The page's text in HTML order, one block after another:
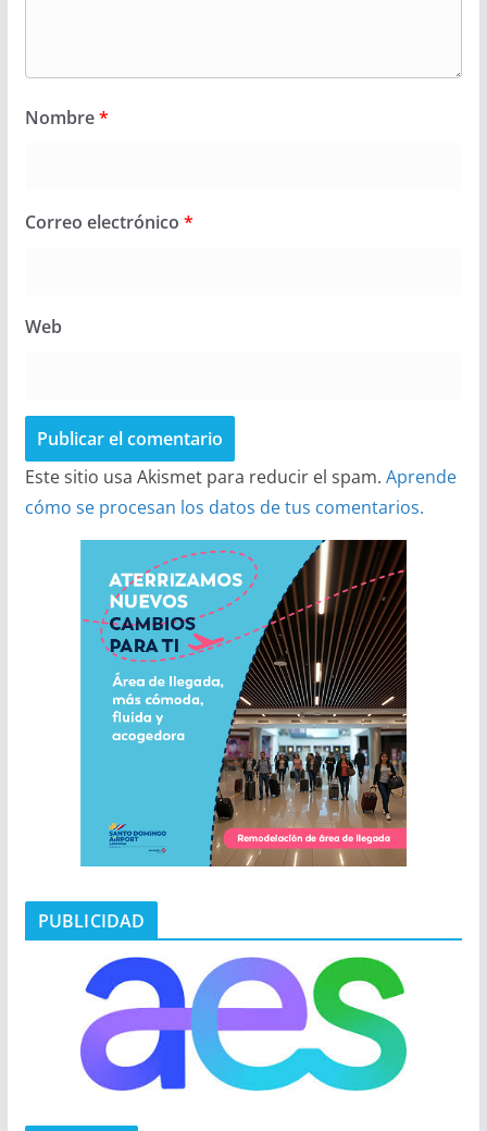
Nombre*
Correo electrónico *
Web
Este sitio usa Akismet para reducir el spam. Aprende
cómo se procesan los datos de tus comentarios.
PUBLICIDAD